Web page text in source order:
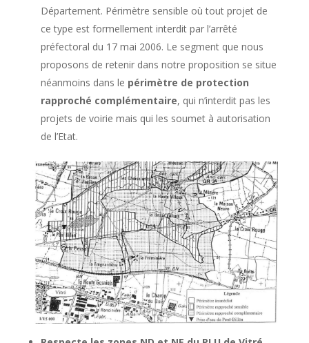
Département. Périmètre sensible où tout projet de
ce type est formellement interdit par l’arrêté
préfectoral du 17 mai 2006. Le segment que nous
proposons de retenir dans notre proposition se situe
néanmoins dans le périmètre de protection
rapproché complémentaire, qui n’interdit pas les
projets de voirie mais qui les soumet à autorisation
de l’Etat.